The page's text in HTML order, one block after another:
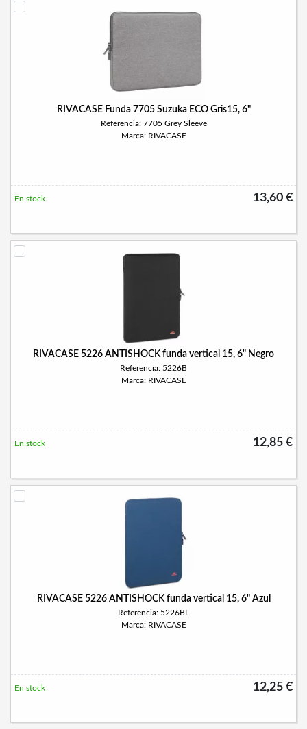
RIVACASE Funda 7705 Suzuka ECO Gris15, 6"
Referencia: 7705 Grey Sleeve
Marca: RIVACASE
13,60 €
En stock
RIVACASE 5226 ANTISHOCK funda vertical 15, 6" Negro
Referencia: 5226B
Marca: RIVACASE
12,85 €
En stock
RIVACASE 5226 ANTISHOCK funda vertical 15, 6" Azul
Referencia: 5226BL
Marca: RIVACASE
12,25 €
En stock